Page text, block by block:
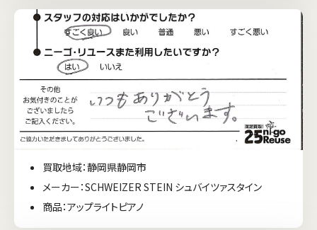
買取地域：静岡県静岡市
メーカー：SCHWEIZER STEIN シュバイツァスタイン
商品：アップライトピアノ